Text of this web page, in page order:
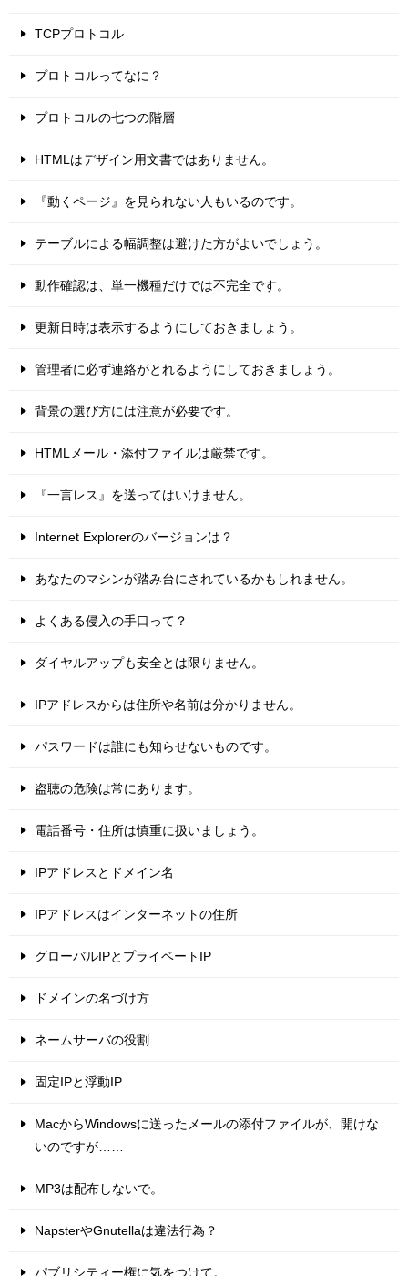
TCPプロトコル
プロトコルってなに？
プロトコルの七つの階層
HTMLはデザイン用文書ではありません。
『動くページ』を見られない人もいるのです。
テーブルによる幅調整は避けた方がよいでしょう。
動作確認は、単一機種だけでは不完全です。
更新日時は表示するようにしておきましょう。
管理者に必ず連絡がとれるようにしておきましょう。
背景の選び方には注意が必要です。
HTMLメール・添付ファイルは厳禁です。
『一言レス』を送ってはいけません。
Internet Explorerのバージョンは？
あなたのマシンが踏み台にされているかもしれません。
よくある侵入の手口って？
ダイヤルアップも安全とは限りません。
IPアドレスからは住所や名前は分かりません。
パスワードは誰にも知らせないものです。
盗聴の危険は常にあります。
電話番号・住所は慎重に扱いましょう。
IPアドレスとドメイン名
IPアドレスはインターネットの住所
グローバルIPとプライベートIP
ドメインの名づけ方
ネームサーバの役割
固定IPと浮動IP
MacからWindowsに送ったメールの添付ファイルが、開けな
いのですが……
MP3は配布しないで。
NapsterやGnutellaは違法行為？
パブリシティー権に気をつけて。